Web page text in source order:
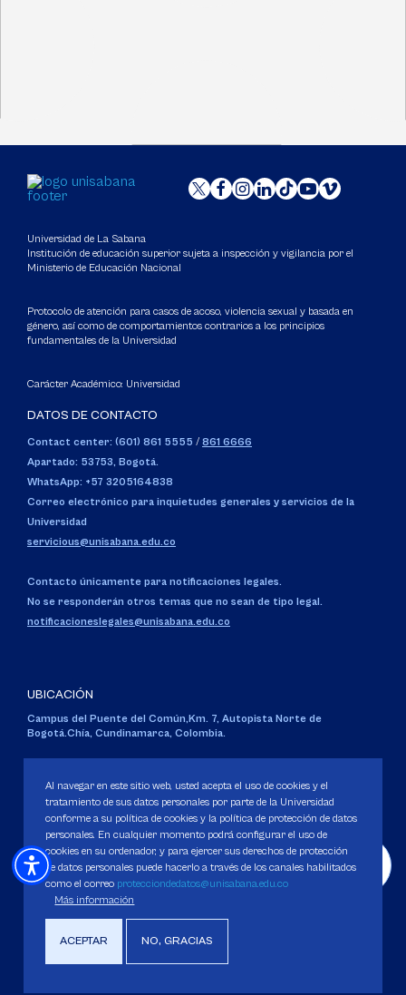
Universidad de La Sabana
Institución de educación superior sujeta a inspección y vigilancia por el
Ministerio de Educación Nacional
Protocolo de atención para casos de acoso, violencia sexual y basada en
género, así como de comportamientos contrarios a los principios
fundamentales de la Universidad
Carácter Académico: Universidad
DATOS DE CONTACTO
Contact center: (601) 861 5555 / 861 6666
Apartado: 53753, Bogotá.
WhatsApp: +57 3205164838
Correo electrónico para inquietudes generales y servicios de la
Universidad
servicious@unisabana.edu.co
Contacto únicamente para notificaciones legales.
No se responderán otros temas que no sean de tipo legal.
notificacioneslegales@unisabana.edu.co
UBICACIÓN
Campus del Puente del Común,Km. 7, Autopista Norte de
Bogotá.Chía, Cundinamarca, Colombia.
Personería Jurídica:Resolución 130 del 14 de enero de 1980.
Ministerio de Educación Nacional.
Política de Protección de datos
Derechos Pecuniarios
Al navegar en este sitio web, usted acepta el uso de cookies y el
tratamiento de sus datos personales por parte de la Universidad
conforme a su política de cookies y la política de protección de datos
personales. En cualquier momento podrá configurar el uso de
cookies en su ordenador, y para ejercer sus derechos de protección
de datos personales puede hacerlo a través de los canales habilitados
como el correo protecciondedatos@unisabana.edu.co
Más información
ACEPTAR NO, GRACIAS